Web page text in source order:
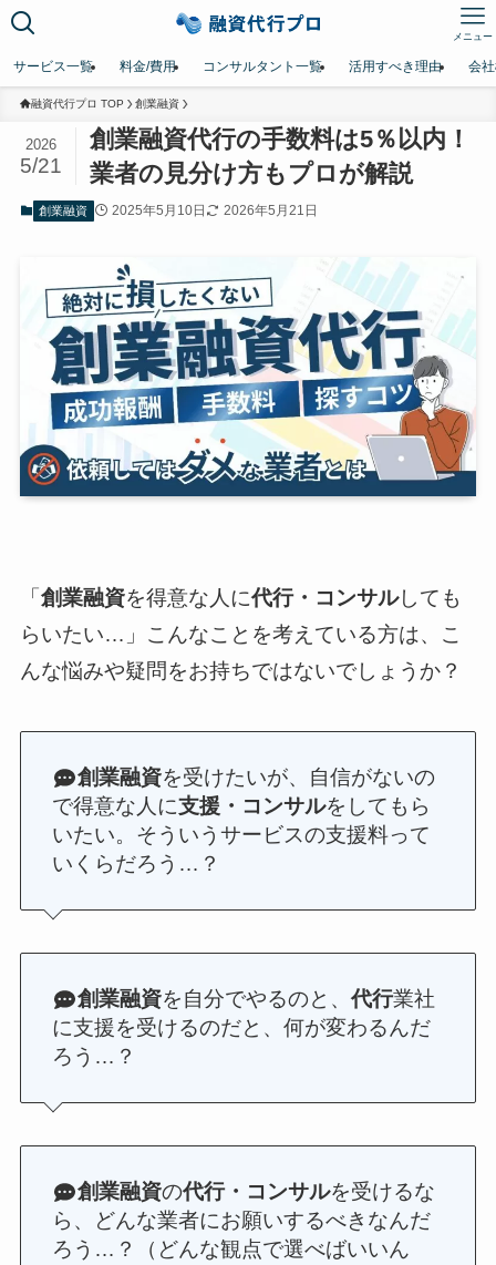
メニュー
サービス一覧 料金/費用 コンサルタント一覧 活用すべき理由 会
融資代行プロ TOP 創業融資
創業融資代行の手数料は5％以内！
業者の見分け方もプロが解説
2026
5/21
創業融資 2025年5月10日 2026年5月21日
「 創業融資を得意な人に代行・コンサルしても
らいたい…」こんなことを考えている方は、こ
んな悩みや疑問をお持ちではないでしょうか？
創業融資を受けたいが、自信がないの
で得意な人に支援・コンサルをしてもら
いたい。そういうサービスの支援料って
いくらだろう…？
創業融資を自分でやるのと、代行業社
に支援を受けるのだと、何が変わるんだ
ろう…？
創業融資の代行・コンサルを受けるな
ら、どんな業者にお願いするべきなんだ
ろう…？（どんな観点で選べばいいん